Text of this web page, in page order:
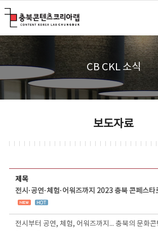
CB CKL 소식
보도자료
제목
전시·공연·체험·어워즈까지 2023 충북 콘페스타
전시부터 공연, 체험, 어워즈까지... 충북의 문화콘